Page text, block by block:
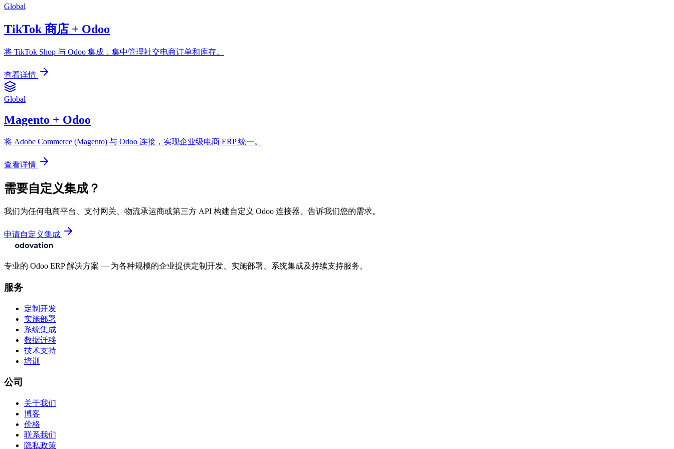
Global
TikTok 商店 + Odoo
将 TikTok Shop 与 Odoo 集成，集中管理社交电商订单和库存。
查看详情
Global
Magento + Odoo
将 Adobe Commerce (Magento) 与 Odoo 连接，实现企业级电商 ERP 统一。
查看详情
需要自定义集成？
我们为任何电商平台、支付网关、物流承运商或第三方 API 构建自定义 Odoo 连接器。告诉我们您的需求。
申请自定义集成
专业的 Odoo ERP 解决方案 — 为各种规模的企业提供定制开发、实施部署、系统集成及持续支持服务。
服务
定制开发
实施部署
系统集成
数据迁移
技术支持
培训
公司
关于我们
博客
价格
联系我们
隐私政策